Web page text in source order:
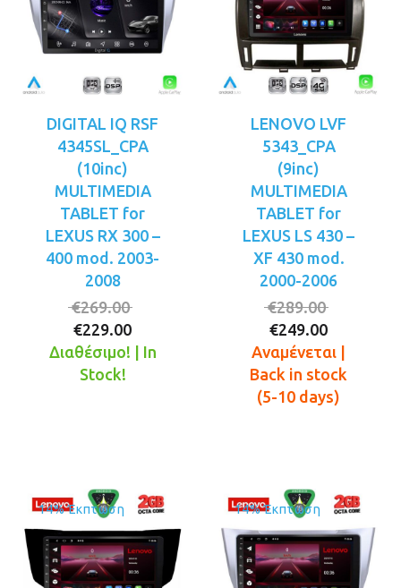
DIGITAL IQ RSF
4345SL_CPA
(10inc)
MULTIMEDIA
TABLET for
LEXUS RX 300 –
400 mod. 2003-
2008
€269.00
was:
€229.00
τρέχουσα
Διαθέσιμο! | In
Stock!
LENOVO LVF
5343_CPA
(9inc)
MULTIMEDIA
TABLET for
LEXUS LS 430 –
XF 430 mod.
2000-2006
€289.00
was:
€289.00.
€249.00
τιμή
είναι:
Αναμένεται |
Back in stock
(5-10 days)
14% Έκπτωση 14% Έκπτωση